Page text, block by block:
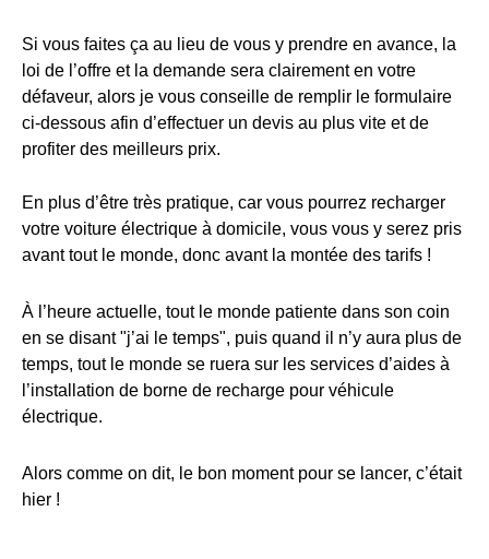
Si vous faites ça au lieu de vous y prendre en avance, la
loi de l’offre et la demande sera clairement en votre
défaveur, alors je vous conseille de remplir le formulaire
ci-dessous afin d’effectuer un devis au plus vite et de
profiter des meilleurs prix.
En plus d’être très pratique, car vous pourrez recharger
votre voiture électrique à domicile, vous vous y serez pris
avant tout le monde, donc avant la montée des tarifs !
À l’heure actuelle, tout le monde patiente dans son coin
en se disant "j’ai le temps", puis quand il n’y aura plus de
temps, tout le monde se ruera sur les services d’aides à
l’installation de borne de recharge pour véhicule
électrique.
Alors comme on dit, le bon moment pour se lancer, c’était
hier !